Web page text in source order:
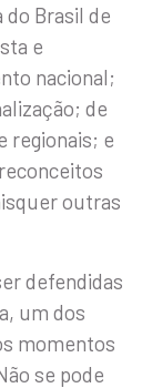
Brasil de
e
nacional;
de
regionais; e
outras
defendidas
um dos
momentos
se pode